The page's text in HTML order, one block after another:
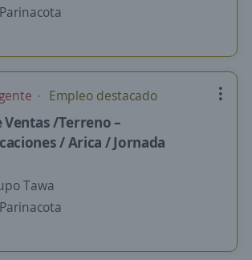
Empleo destacado
Ventas /Terreno –
/ Arica / Jornada
Tawa